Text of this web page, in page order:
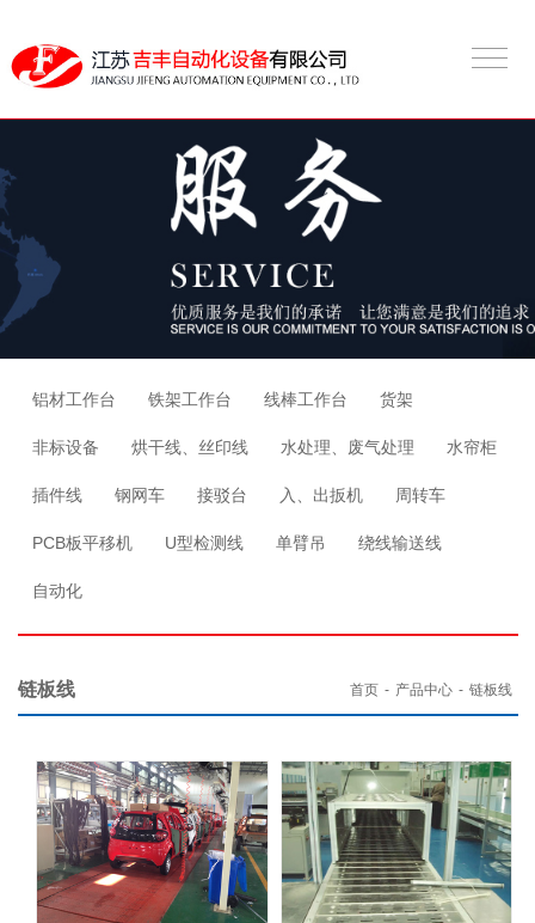
铝材工作台 铁架工作台 线棒工作台 货架
非标设备 烘干线、丝印线 水处理、废气处理 水帘柜
插件线 钢网车 接驳台 入、出扳机 周转车
PCB板平移机 U型检测线 单臂吊 绕线输送线
自动化
首页 - 产品中心 - 链板线
链板线